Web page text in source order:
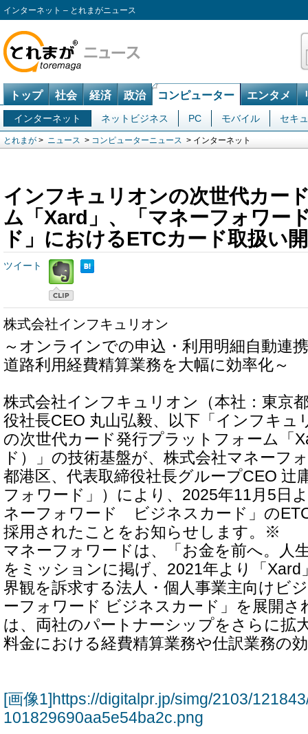
インターネット – とれまがニュース
トップ 社会 経済 政治 コンピューター エンタメ
インターネット ネットビジネス PC モバイル セキ
とれまが > ニュース > コンピューターニュース > インターネット
インフキュリオンの次世代カー
ム「Xard」、「マネーフォワー
ド」におけるETCカード取扱い
ツイート
株式会社インフキュリオン
～オンラインでの申込・利用明細自動連
道路利用経費精算業務を大幅に効率化～
株式会社インフキュリオン（本社：東京
役社長CEO 丸山弘毅、以下「インフキュ
の次世代カード発行プラットフォーム「
ド）」の技術基盤が、株式会社マネーフ
都港区、代表取締役社長グループCEO 辻
フォワード」）により、2025年11月5日
ネーフォワード ビジネスカード」の
採用されたことをお知らせします。※
マネーフォワードは、「お金を前へ。人
をミッションに掲げ、2021年より「Xard
界観を訴求する法人・個人事業主向けビ
ーフォワード ビジネスカード」を展開さ
は、両社のパートナーシップをさらに拡
料金における経費精算業務や仕訳業務の
[画像1]https://digitalpr.jp/simg/2103/
101829690aa5e54ba2c.png